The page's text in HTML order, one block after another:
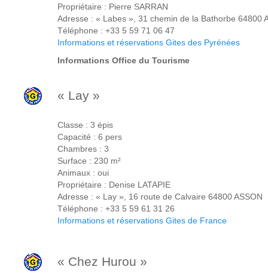
Propriétaire : Pierre SARRAN
Adresse : « Labes », 31 chemin de la Bathorbe 64800
Téléphone : +33 5 59 71 06 47
Informations et réservations Gites des Pyrénées
Informations Office du Tourisme
« Lay »
Classe : 3 épis
Capacité : 6 pers
Chambres : 3
Surface : 230 m²
Animaux : oui
Propriétaire : Denise LATAPIE
Adresse : « Lay », 16 route de Calvaire 64800 ASSON
Téléphone : +33 5 59 61 31 26
Informations et réservations Gites de France
« Chez Hurou »